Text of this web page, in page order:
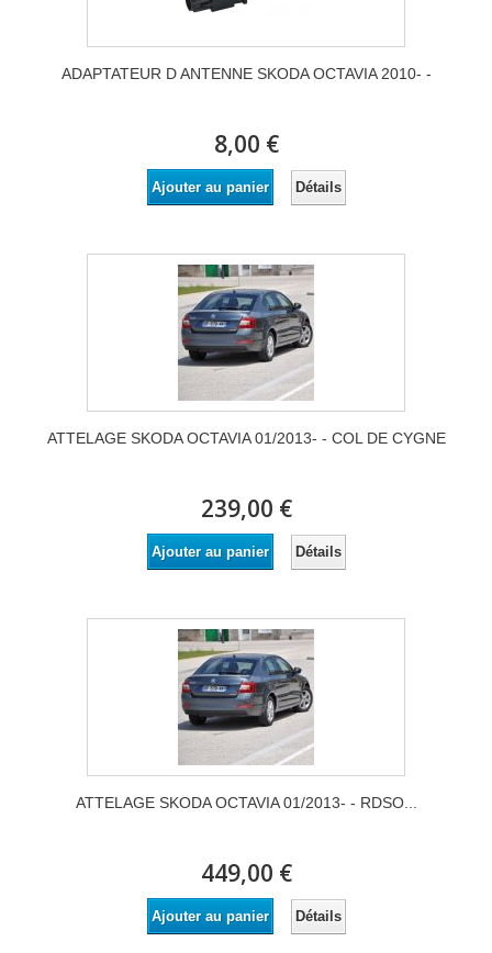
ADAPTATEUR D ANTENNE SKODA OCTAVIA 2010- -
8,00 €
Ajouter au panier Détails
ATTELAGE SKODA OCTAVIA 01/2013- - COL DE CYGNE
239,00 €
Ajouter au panier Détails
ATTELAGE SKODA OCTAVIA 01/2013- - RDSO...
449,00 €
Ajouter au panier Détails